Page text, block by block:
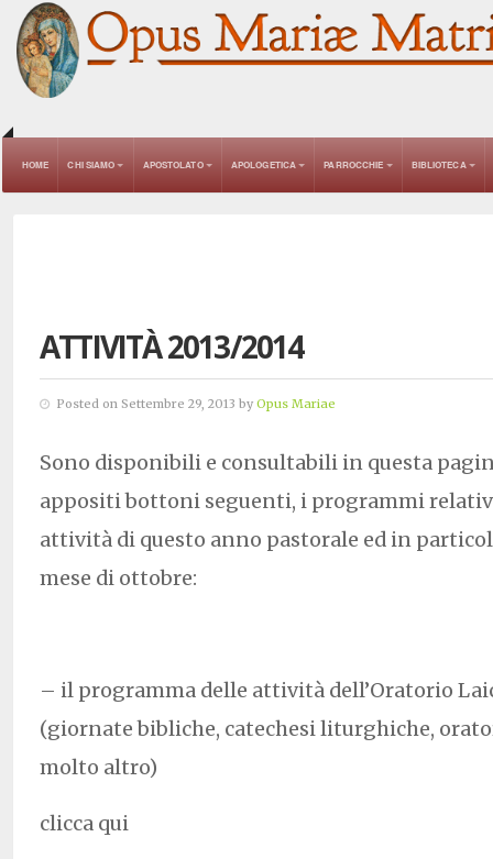
HOME CHI SIAMO APOSTOLATO APOLOGETICA PARROCCHIE BIBLIOTECA
ATTIVITÀ 2013/2014
Posted on Settembre 29, 2013 by Opus Mariae
Sono disponibili e consultabili in questa
appositi bottoni seguenti, i programmi
attività di questo anno pastorale ed in
mese di ottobre:
– il programma delle attività dell’Oratorio
(giornate bibliche, catechesi liturghiche,
molto altro)
clicca qui